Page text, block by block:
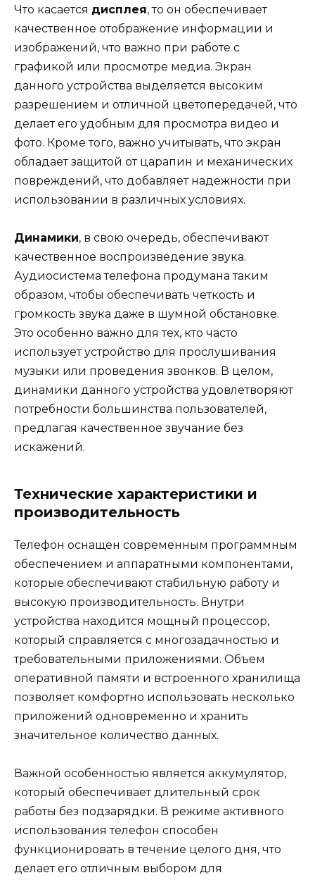
Что касается дисплея, то он обеспечивает
качественное отображение информации и
изображений, что важно при работе с
графикой или просмотре медиа. Экран
данного устройства выделяется высоким
разрешением и отличной цветопередачей, что
делает его удобным для просмотра видео и
фото. Кроме того, важно учитывать, что экран
обладает защитой от царапин и механических
повреждений, что добавляет надежности при
использовании в различных условиях.
Динамики, в свою очередь, обеспечивают
качественное воспроизведение звука.
Аудиосистема телефона продумана таким
образом, чтобы обеспечивать четкость и
громкость звука даже в шумной обстановке.
Это особенно важно для тех, кто часто
использует устройство для прослушивания
музыки или проведения звонков. В целом,
динамики данного устройства удовлетворяют
потребности большинства пользователей,
предлагая качественное звучание без
искажений.
Технические характеристики и
производительность
Телефон оснащен современным программным
обеспечением и аппаратными компонентами,
которые обеспечивают стабильную работу и
высокую производительность. Внутри
устройства находится мощный процессор,
который справляется с многозадачностью и
требовательными приложениями. Объем
оперативной памяти и встроенного хранилища
позволяет комфортно использовать несколько
приложений одновременно и хранить
значительное количество данных.
Важной особенностью является аккумулятор,
который обеспечивает длительный срок
работы без подзарядки. В режиме активного
использования телефон способен
функционировать в течение целого дня, что
делает его отличным выбором для